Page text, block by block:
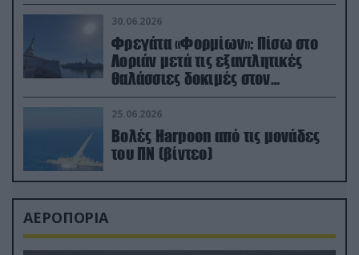
30.06.2026
Φρεγάτα «Φορμίων»: Πίσω στο
Λοριάν μετά τις εξαντλητικές
θαλάσσιες δοκιμές στον
απαιτητικό Βισκαϊκό
25.06.2026
Βολές Harpoon από τις μονάδες
του ΠΝ (βίντεο)
ΑΕΡΟΠΟΡΙΑ